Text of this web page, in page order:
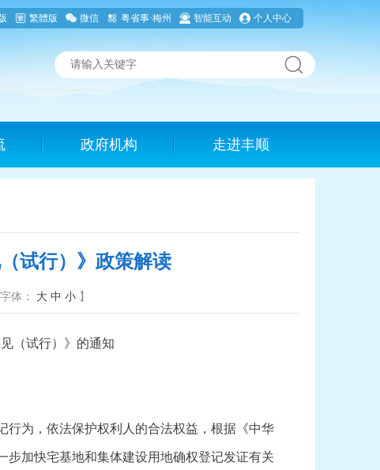
繁體版 微信 粤省事·梅州 智能互动 个人中心
政府机构 走进丰顺
试行）》政策解读
字体： 大 中 小 】
（试行）》的通知
为，依法保护权利人的合法权益，根据《中华
步加快宅基地和集体建设用地确权登记发证有关